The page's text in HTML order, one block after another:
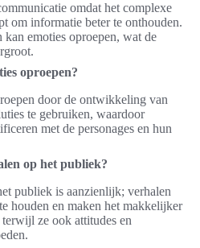
omdat het complexe
om informatie beter te onthouden.
emoties oproepen, wat de
oproepen?
door de ontwikkeling van
te gebruiken, waardoor
met de personages en hun
op het publiek?
publiek is aanzienlijk; verhalen
houden en maken het makkelijker
ze ook attitudes en